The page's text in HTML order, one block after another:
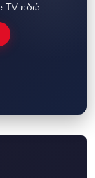
TV εδώ